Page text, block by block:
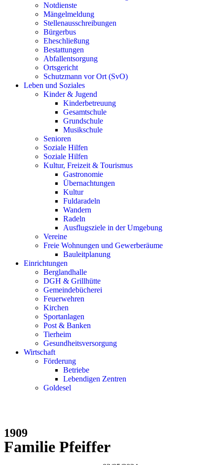
Notdienste
Mängelmeldung
Stellenausschreibungen
Bürgerbus
Eheschließung
Bestattungen
Abfallentsorgung
Ortsgericht
Schutzmann vor Ort (SvO)
Leben und Soziales
Kinder & Jugend
Kinderbetreuung
Gesamtschule
Grundschule
Musikschule
Senioren
Soziale Hilfen
Soziale Hilfen
Kultur, Freizeit & Tourismus
Gastronomie
Übernachtungen
Kultur
Fuldaradeln
Wandern
Radeln
Ausflugsziele in der Umgebung
Vereine
Freie Wohnungen und Gewerberäume
Bauleitplanung
Einrichtungen
Berglandhalle
DGH & Grillhütte
Gemeindebücherei
Feuerwehren
Kirchen
Sportanlagen
Post & Banken
Tierheim
Gesundheitsversorgung
Wirtschaft
Förderung
Betriebe
Lebendigen Zentren
Goldesel
1909
Familie Pfeiffer